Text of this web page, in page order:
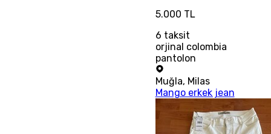
5.000 TL
6 taksit
orjinal colombia
pantolon
Muğla, Milas
Mango erkek jean